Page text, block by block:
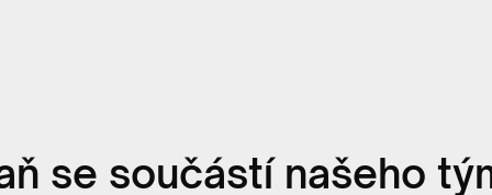
se součástí našeho